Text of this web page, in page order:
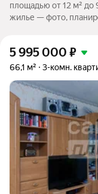
площадью от 12 м² до
жилье — фото,
5 995 000 ₽
66,1 м² 3-комн.